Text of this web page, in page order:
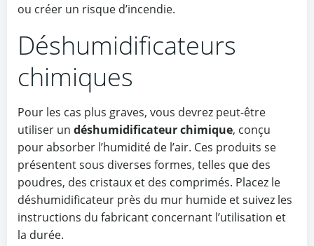
ou créer un risque d’incendie.
Déshumidificateurs
chimiques
Pour les cas plus graves, vous devrez peut-être
utiliser un déshumidificateur chimique, conçu
pour absorber l’humidité de l’air. Ces produits se
présentent sous diverses formes, telles que des
poudres, des cristaux et des comprimés. Placez le
déshumidificateur près du mur humide et suivez les
instructions du fabricant concernant l’utilisation et
la durée.